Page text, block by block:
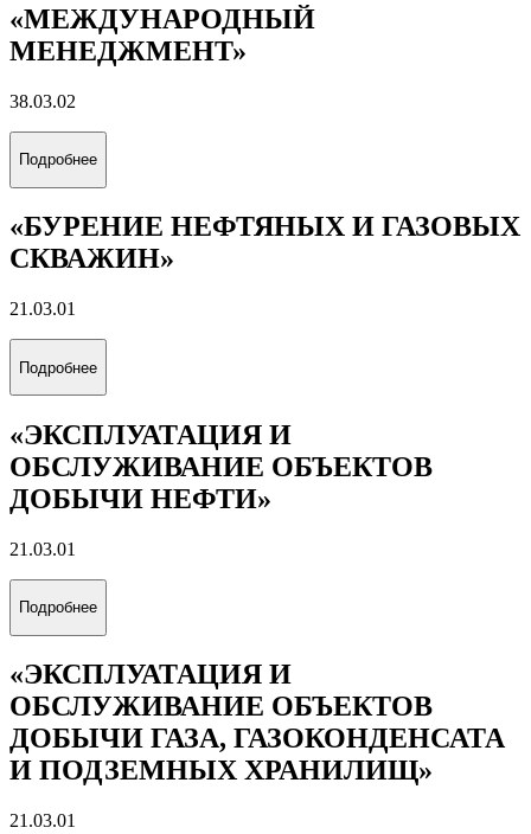
«МЕЖДУНАРОДНЫЙ
МЕНЕДЖМЕНТ»
38.03.02
Подробнее
«БУРЕНИЕ НЕФТЯНЫХ И ГАЗОВЫХ
СКВАЖИН»
21.03.01
Подробнее
«ЭКСПЛУАТАЦИЯ И
ОБСЛУЖИВАНИЕ ОБЪЕКТОВ
ДОБЫЧИ НЕФТИ»
21.03.01
Подробнее
«ЭКСПЛУАТАЦИЯ И
ОБСЛУЖИВАНИЕ ОБЪЕКТОВ
ДОБЫЧИ ГАЗА, ГАЗОКОНДЕНСАТА
И ПОДЗЕМНЫХ ХРАНИЛИЩ»
21.03.01